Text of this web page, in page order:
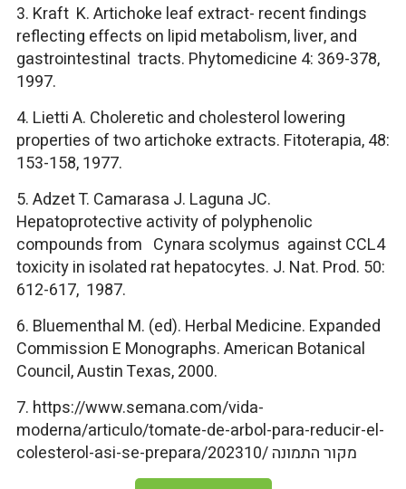
3. Kraft K. Artichoke leaf extract- recent findings
reflecting effects on lipid metabolism, liver, and
gastrointestinal tracts. Phytomedicine 4: 369-378,
1997.
4. Lietti A. Choleretic and cholesterol lowering
properties of two artichoke extracts. Fitoterapia, 48:
153-158, 1977.
5. Adzet T. Camarasa J. Laguna JC.
Hepatoprotective activity of polyphenolic
compounds from Cynara scolymus against CCL4
toxicity in isolated rat hepatocytes. J. Nat. Prod. 50:
612-617, 1987.
6. Bluementhal M. (ed). Herbal Medicine. Expanded
Commission E Monographs. American Botanical
Council, Austin Texas, 2000.
7. https://www.semana.com/vida-
moderna/articulo/tomate-de-arbol-para-reducir-el-
colesterol-asi-se-prepara/202310/ מקור התמונה